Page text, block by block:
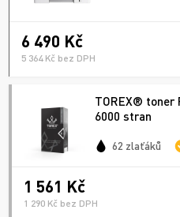
6 490 Kč
5 364 Kč bez DPH
TOREX® toner
6000 stran
62 zlaťáků
1 561 Kč
1 290 Kč bez DPH